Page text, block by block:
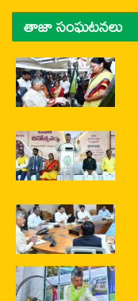
తాజా సంఘటనలు